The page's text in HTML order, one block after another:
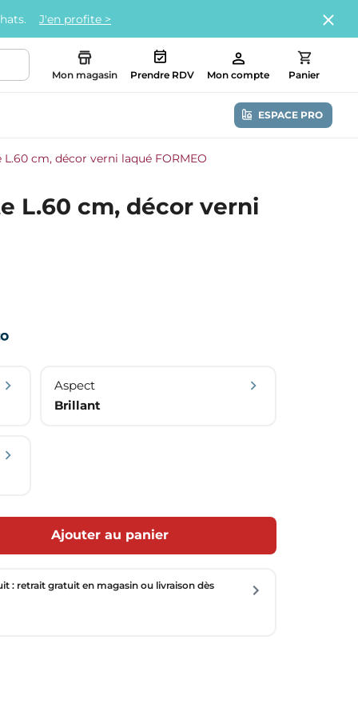
J'en profite >
Mon magasin Prendre RDV Mon compte Panier
ESPACE PRO
cm, décor verni laqué FORMEO
L.60 cm, décor verni
Aspect
Brillant
Ajouter au panier
: retrait gratuit en magasin ou livraison dès